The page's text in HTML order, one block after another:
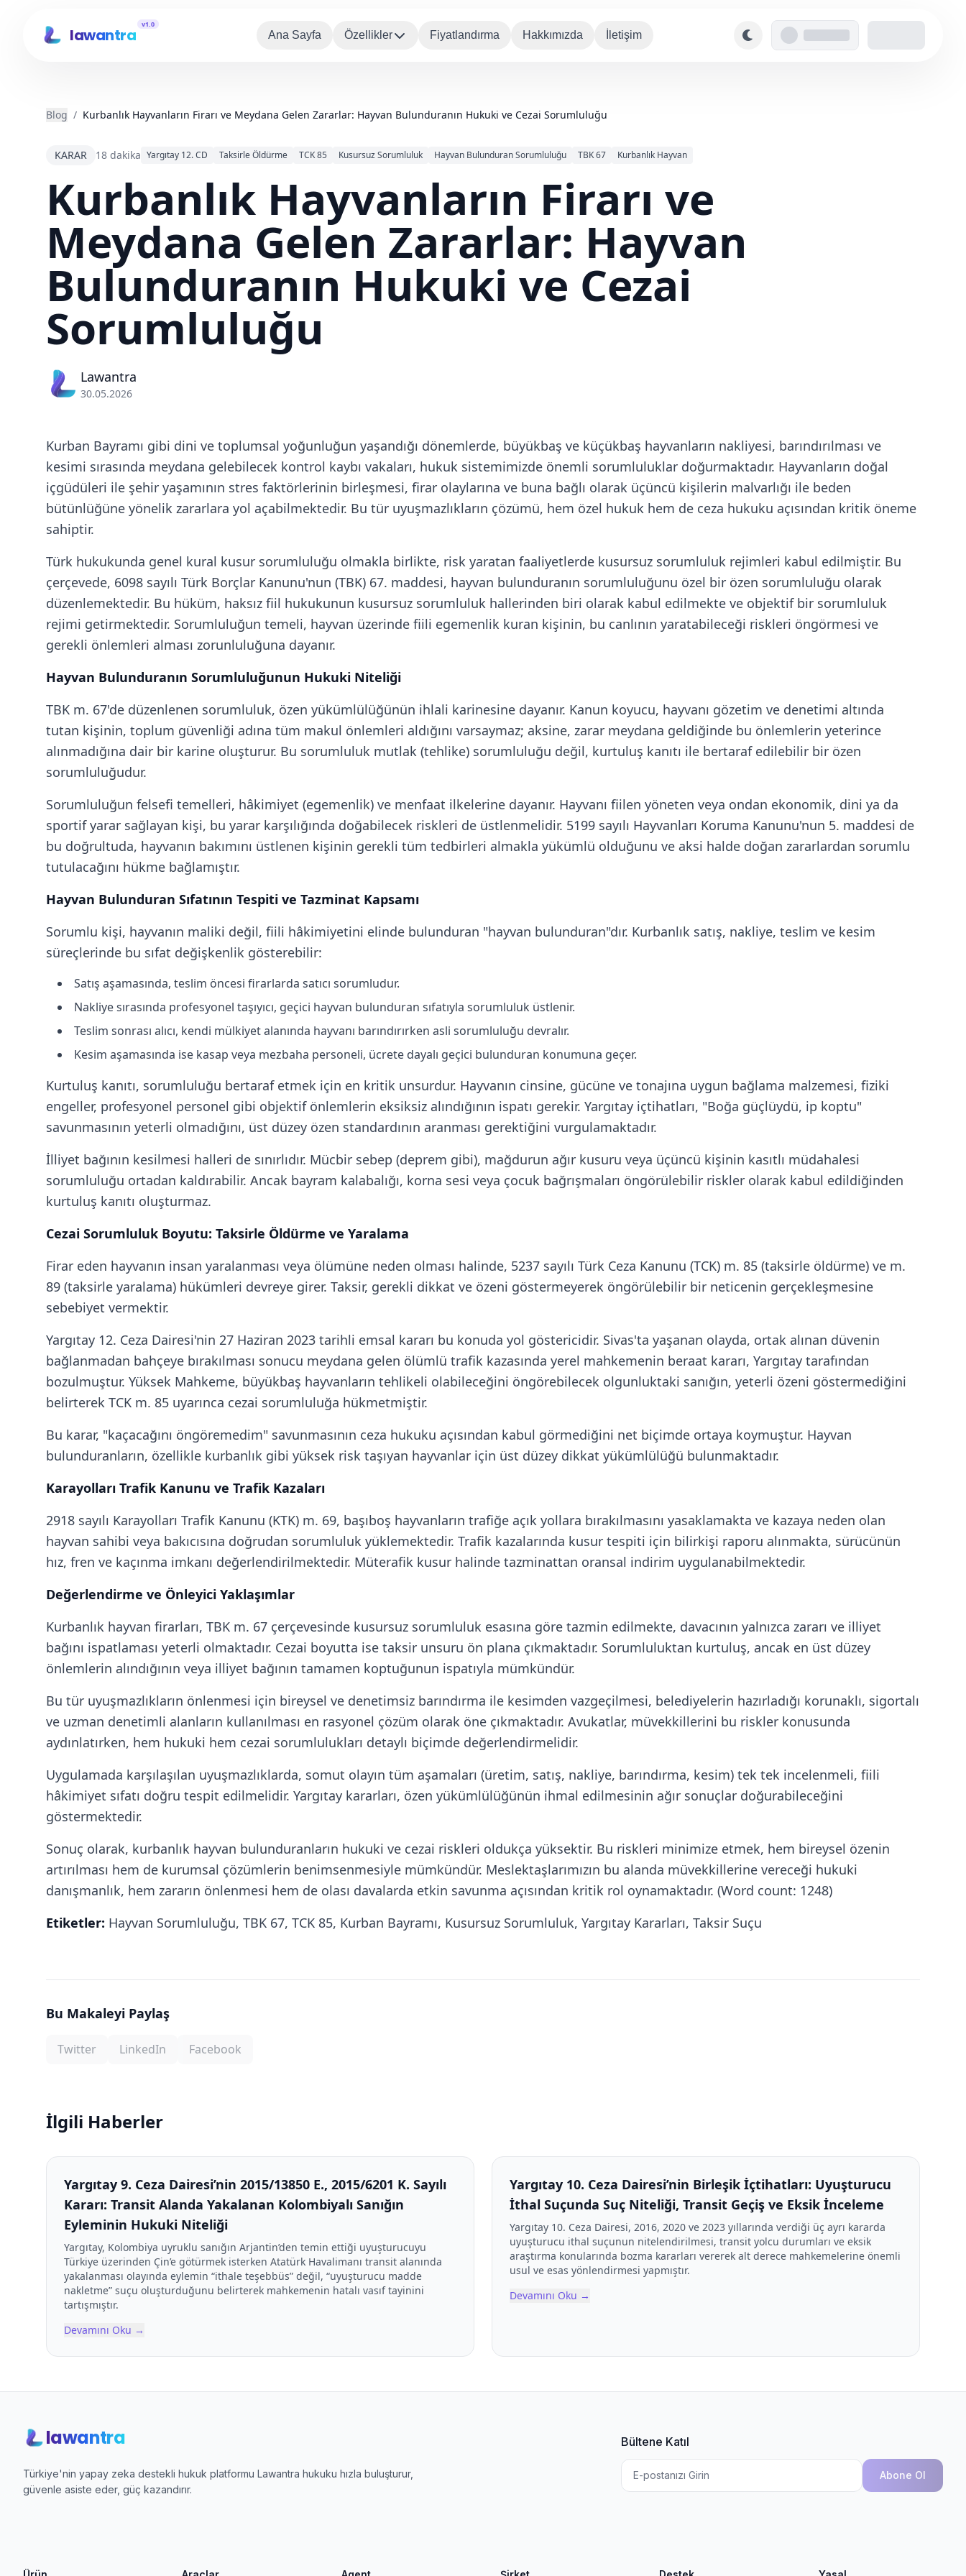
lawantra
v1.0
Ana Sayfa Özellikler Fiyatlandırma Hakkımızda İletişim
Blog / Kurbanlık Hayvanların Firarı ve Meydana Gelen Zararlar: Hayvan Bulunduranın Hukuki ve Cezai Sorumluluğu
KARAR 18 dakika Yargıtay 12. CD Taksirle Öldürme TCK 85 Kusursuz Sorumluluk Hayvan Bulunduran Sorumluluğu TBK 67 Kurbanlık Hayvan
Kurbanlık Hayvanların Firarı ve
Meydana Gelen Zararlar: Hayvan
Bulunduranın Hukuki ve Cezai
Sorumluluğu
Lawantra
30.05.2026
Kurban Bayramı gibi dini ve toplumsal yoğunluğun yaşandığı dönemlerde, büyükbaş ve küçükbaş hayvanların nakliyesi, barındırılması ve
kesimi sırasında meydana gelebilecek kontrol kaybı vakaları, hukuk sistemimizde önemli sorumluluklar doğurmaktadır. Hayvanların doğal
içgüdüleri ile şehir yaşamının stres faktörlerinin birleşmesi, firar olaylarına ve buna bağlı olarak üçüncü kişilerin malvarlığı ile beden
bütünlüğüne yönelik zararlara yol açabilmektedir. Bu tür uyuşmazlıkların çözümü, hem özel hukuk hem de ceza hukuku açısından kritik öneme
sahiptir.
Türk hukukunda genel kural kusur sorumluluğu olmakla birlikte, risk yaratan faaliyetlerde kusursuz sorumluluk rejimleri kabul edilmiştir. Bu
çerçevede, 6098 sayılı Türk Borçlar Kanunu'nun (TBK) 67. maddesi, hayvan bulunduranın sorumluluğunu özel bir özen sorumluluğu olarak
düzenlemektedir. Bu hüküm, haksız fiil hukukunun kusursuz sorumluluk hallerinden biri olarak kabul edilmekte ve objektif bir sorumluluk
rejimi getirmektedir. Sorumluluğun temeli, hayvan üzerinde fiili egemenlik kuran kişinin, bu canlının yaratabileceği riskleri öngörmesi ve
gerekli önlemleri alması zorunluluğuna dayanır.
Hayvan Bulunduranın Sorumluluğunun Hukuki Niteliği
TBK m. 67'de düzenlenen sorumluluk, özen yükümlülüğünün ihlali karinesine dayanır. Kanun koyucu, hayvanı gözetim ve denetimi altında
tutan kişinin, toplum güvenliği adına tüm makul önlemleri aldığını varsaymaz; aksine, zarar meydana geldiğinde bu önlemlerin yeterince
alınmadığına dair bir karine oluşturur. Bu sorumluluk mutlak (tehlike) sorumluluğu değil, kurtuluş kanıtı ile bertaraf edilebilir bir özen
sorumluluğudur.
Sorumluluğun felsefi temelleri, hâkimiyet (egemenlik) ve menfaat ilkelerine dayanır. Hayvanı fiilen yöneten veya ondan ekonomik, dini ya da
sportif yarar sağlayan kişi, bu yarar karşılığında doğabilecek riskleri de üstlenmelidir. 5199 sayılı Hayvanları Koruma Kanunu'nun 5. maddesi de
bu doğrultuda, hayvanın bakımını üstlenen kişinin gerekli tüm tedbirleri almakla yükümlü olduğunu ve aksi halde doğan zararlardan sorumlu
tutulacağını hükme bağlamıştır.
Hayvan Bulunduran Sıfatının Tespiti ve Tazminat Kapsamı
Sorumlu kişi, hayvanın maliki değil, fiili hâkimiyetini elinde bulunduran "hayvan bulunduran"dır. Kurbanlık satış, nakliye, teslim ve kesim
süreçlerinde bu sıfat değişkenlik gösterebilir:
Satış aşamasında, teslim öncesi firarlarda satıcı sorumludur.
Nakliye sırasında profesyonel taşıyıcı, geçici hayvan bulunduran sıfatıyla sorumluluk üstlenir.
Teslim sonrası alıcı, kendi mülkiyet alanında hayvanı barındırırken asli sorumluluğu devralır.
Kesim aşamasında ise kasap veya mezbaha personeli, ücrete dayalı geçici bulunduran konumuna geçer.
Kurtuluş kanıtı, sorumluluğu bertaraf etmek için en kritik unsurdur. Hayvanın cinsine, gücüne ve tonajına uygun bağlama malzemesi, fiziki
engeller, profesyonel personel gibi objektif önlemlerin eksiksiz alındığının ispatı gerekir. Yargıtay içtihatları, "Boğa güçlüydü, ip koptu"
savunmasının yeterli olmadığını, üst düzey özen standardının aranması gerektiğini vurgulamaktadır.
İlliyet bağının kesilmesi halleri de sınırlıdır. Mücbir sebep (deprem gibi), mağdurun ağır kusuru veya üçüncü kişinin kasıtlı müdahalesi
sorumluluğu ortadan kaldırabilir. Ancak bayram kalabalığı, korna sesi veya çocuk bağrışmaları öngörülebilir riskler olarak kabul edildiğinden
kurtuluş kanıtı oluşturmaz.
Cezai Sorumluluk Boyutu: Taksirle Öldürme ve Yaralama
Firar eden hayvanın insan yaralanması veya ölümüne neden olması halinde, 5237 sayılı Türk Ceza Kanunu (TCK) m. 85 (taksirle öldürme) ve m.
89 (taksirle yaralama) hükümleri devreye girer. Taksir, gerekli dikkat ve özeni göstermeyerek öngörülebilir bir neticenin gerçekleşmesine
sebebiyet vermektir.
Yargıtay 12. Ceza Dairesi'nin 27 Haziran 2023 tarihli emsal kararı bu konuda yol göstericidir. Sivas'ta yaşanan olayda, ortak alınan düvenin
bağlanmadan bahçeye bırakılması sonucu meydana gelen ölümlü trafik kazasında yerel mahkemenin beraat kararı, Yargıtay tarafından
bozulmuştur. Yüksek Mahkeme, büyükbaş hayvanların tehlikeli olabileceğini öngörebilecek olgunluktaki sanığın, yeterli özeni göstermediğini
belirterek TCK m. 85 uyarınca cezai sorumluluğa hükmetmiştir.
Bu karar, "kaçacağını öngöremedim" savunmasının ceza hukuku açısından kabul görmediğini net biçimde ortaya koymuştur. Hayvan
bulunduranların, özellikle kurbanlık gibi yüksek risk taşıyan hayvanlar için üst düzey dikkat yükümlülüğü bulunmaktadır.
Karayolları Trafik Kanunu ve Trafik Kazaları
2918 sayılı Karayolları Trafik Kanunu (KTK) m. 69, başıboş hayvanların trafiğe açık yollara bırakılmasını yasaklamakta ve kazaya neden olan
hayvan sahibi veya bakıcısına doğrudan sorumluluk yüklemektedir. Trafik kazalarında kusur tespiti için bilirkişi raporu alınmakta, sürücünün
hız, fren ve kaçınma imkanı değerlendirilmektedir. Müterafik kusur halinde tazminattan oransal indirim uygulanabilmektedir.
Değerlendirme ve Önleyici Yaklaşımlar
Kurbanlık hayvan firarları, TBK m. 67 çerçevesinde kusursuz sorumluluk esasına göre tazmin edilmekte, davacının yalnızca zararı ve illiyet
bağını ispatlaması yeterli olmaktadır. Cezai boyutta ise taksir unsuru ön plana çıkmaktadır. Sorumluluktan kurtuluş, ancak en üst düzey
önlemlerin alındığının veya illiyet bağının tamamen koptuğunun ispatıyla mümkündür.
Bu tür uyuşmazlıkların önlenmesi için bireysel ve denetimsiz barındırma ile kesimden vazgeçilmesi, belediyelerin hazırladığı korunaklı, sigortalı
ve uzman denetimli alanların kullanılması en rasyonel çözüm olarak öne çıkmaktadır. Avukatlar, müvekkillerini bu riskler konusunda
aydınlatırken, hem hukuki hem cezai sorumlulukları detaylı biçimde değerlendirmelidir.
Uygulamada karşılaşılan uyuşmazlıklarda, somut olayın tüm aşamaları (üretim, satış, nakliye, barındırma, kesim) tek tek incelenmeli, fiili
hâkimiyet sıfatı doğru tespit edilmelidir. Yargıtay kararları, özen yükümlülüğünün ihmal edilmesinin ağır sonuçlar doğurabileceğini
göstermektedir.
Sonuç olarak, kurbanlık hayvan bulunduranların hukuki ve cezai riskleri oldukça yüksektir. Bu riskleri minimize etmek, hem bireysel özenin
artırılması hem de kurumsal çözümlerin benimsenmesiyle mümkündür. Meslektaşlarımızın bu alanda müvekkillerine vereceği hukuki
danışmanlık, hem zararın önlenmesi hem de olası davalarda etkin savunma açısından kritik rol oynamaktadır. (Word count: 1248)
Etiketler: Hayvan Sorumluluğu, TBK 67, TCK 85, Kurban Bayramı, Kusursuz Sorumluluk, Yargıtay Kararları, Taksir Suçu
Bu Makaleyi Paylaş
Twitter LinkedIn Facebook
İlgili Haberler
Yargıtay 9. Ceza Dairesi’nin 2015/13850 E., 2015/6201 K. Sayılı
Kararı: Transit Alanda Yakalanan Kolombiyalı Sanığın
Eyleminin Hukuki Niteliği
Yargıtay, Kolombiya uyruklu sanığın Arjantin’den temin ettiği uyuşturucuyu
Türkiye üzerinden Çin’e götürmek isterken Atatürk Havalimanı transit alanında
yakalanması olayında eylemin “ithale teşebbüs” değil, “uyuşturucu madde
nakletme” suçu oluşturduğunu belirterek mahkemenin hatalı vasıf tayinini
tartışmıştır.
Devamını Oku →
Yargıtay 10. Ceza Dairesi’nin Birleşik İçtihatları: Uyuşturucu
İthal Suçunda Suç Niteliği, Transit Geçiş ve Eksik İnceleme
Yargıtay 10. Ceza Dairesi, 2016, 2020 ve 2023 yıllarında verdiği üç ayrı kararda
uyuşturucu ithal suçunun nitelendirilmesi, transit yolcu durumları ve eksik
araştırma konularında bozma kararları vererek alt derece mahkemelerine önemli
usul ve esas yönlendirmesi yapmıştır.
Devamını Oku →
lawantra
Türkiye'nin yapay zeka destekli hukuk platformu Lawantra hukuku hızla buluşturur,
güvenle asiste eder, güç kazandırır.
Bültene Katıl
Abone Ol